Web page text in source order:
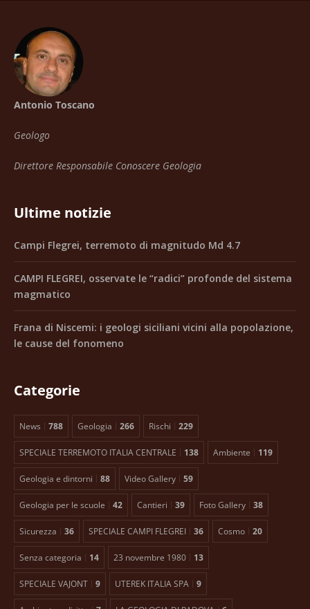
Antonio Toscano
Geologo
Direttore Responsabile Conoscere Geologia
Ultime notizie
Campi Flegrei, terremoto di magnitudo Md 4.7
CAMPI FLEGREI, osservate le “radici” profonde del sistema
magmatico
Frana di Niscemi: i geologi siciliani vicini alla popolazione,
le cause del fonomeno
Categorie
News 788 Geologia 266 Rischi 229
SPECIALE TERREMOTO ITALIA CENTRALE 138 Ambiente 119
Geologia e dintorni 88 Video Gallery 59
Geologia per le scuole 42 Cantieri 39 Foto Gallery 38
Sicurezza 36 SPECIALE CAMPI FLEGREI 36 Cosmo 20
Senza categoria 14 23 novembre 1980 13
SPECIALE VAJONT 9 UTEREK ITALIA SPA 9